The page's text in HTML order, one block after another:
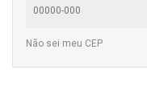
Não sei meu CEP